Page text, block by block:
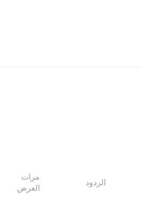
الردود
مرات
العرض